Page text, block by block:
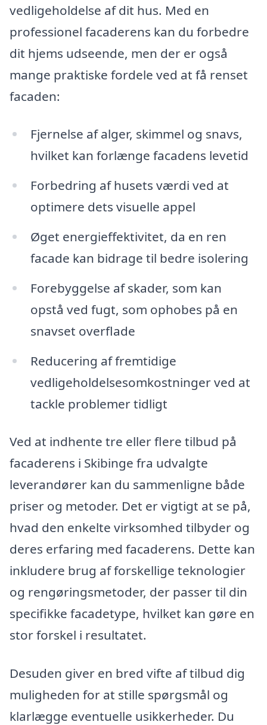
vedligeholdelse af dit hus. Med en
professionel facaderens kan du forbedre
dit hjems udseende, men der er også
mange praktiske fordele ved at få renset
facaden:
Fjernelse af alger, skimmel og snavs,
hvilket kan forlænge facadens levetid
Forbedring af husets værdi ved at
optimere dets visuelle appel
Øget energieffektivitet, da en ren
facade kan bidrage til bedre isolering
Forebyggelse af skader, som kan
opstå ved fugt, som ophobes på en
snavset overflade
Reducering af fremtidige
vedligeholdelsesomkostninger ved at
tackle problemer tidligt
Ved at indhente tre eller flere tilbud på
facaderens i Skibinge fra udvalgte
leverandører kan du sammenligne både
priser og metoder. Det er vigtigt at se på,
hvad den enkelte virksomhed tilbyder og
deres erfaring med facaderens. Dette kan
inkludere brug af forskellige teknologier
og rengøringsmetoder, der passer til din
specifikke facadetype, hvilket kan gøre en
stor forskel i resultatet.
Desuden giver en bred vifte af tilbud dig
muligheden for at stille spørgsmål og
klarlægge eventuelle usikkerheder. Du